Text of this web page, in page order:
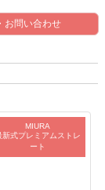
お問い合わせ
MIURA
新式プレミアムストレ
ート